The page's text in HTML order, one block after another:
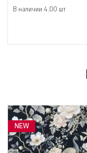
В наличии 4.00 шт
NEW